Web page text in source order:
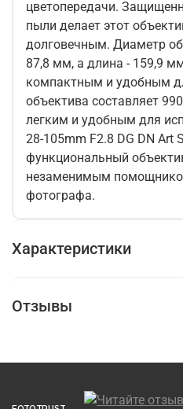
цветопередачи. Защищенность от влаги, мороза и
пыли делает этот
долговечным. Диаметр объектива составляет
87,8 мм, а длина - 159,9
компактным и удобным
объектива составляет
легким и удобным для
28-105mm F2.8 DG DN Art
функциональный
незаменимым
фотографа.
Характеристики
Отзывы